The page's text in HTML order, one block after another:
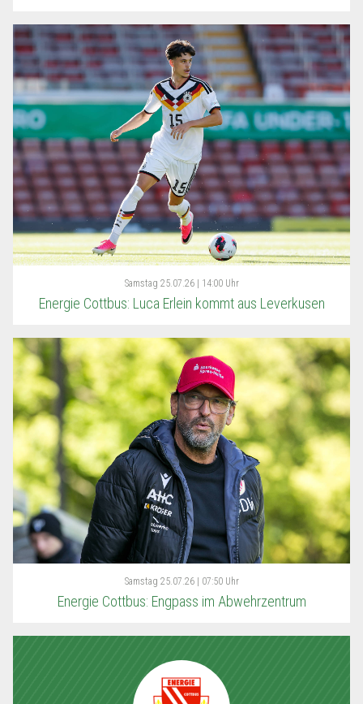
Samstag 25.07.26 | 14:00 Uhr
Energie Cottbus: Luca Erlein kommt aus Leverkusen
Samstag 25.07.26 | 07:50 Uhr
Energie Cottbus: Engpass im Abwehrzentrum